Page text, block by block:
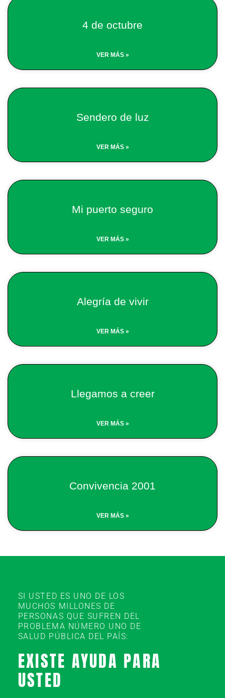
4 de octubre
VER MÁS »
Sendero de luz
VER MÁS »
Mi puerto seguro
VER MÁS »
Alegría de vivir
VER MÁS »
Llegamos a creer
VER MÁS »
Convivencia 2001
VER MÁS »
SI USTED ES UNO DE LOS
MUCHOS MILLONES DE
PERSONAS QUE SUFREN DEL
PROBLEMA NÚMERO UNO DE
SALUD PÚBLICA DEL PAÍS:
EXISTE AYUDA PARA
USTED